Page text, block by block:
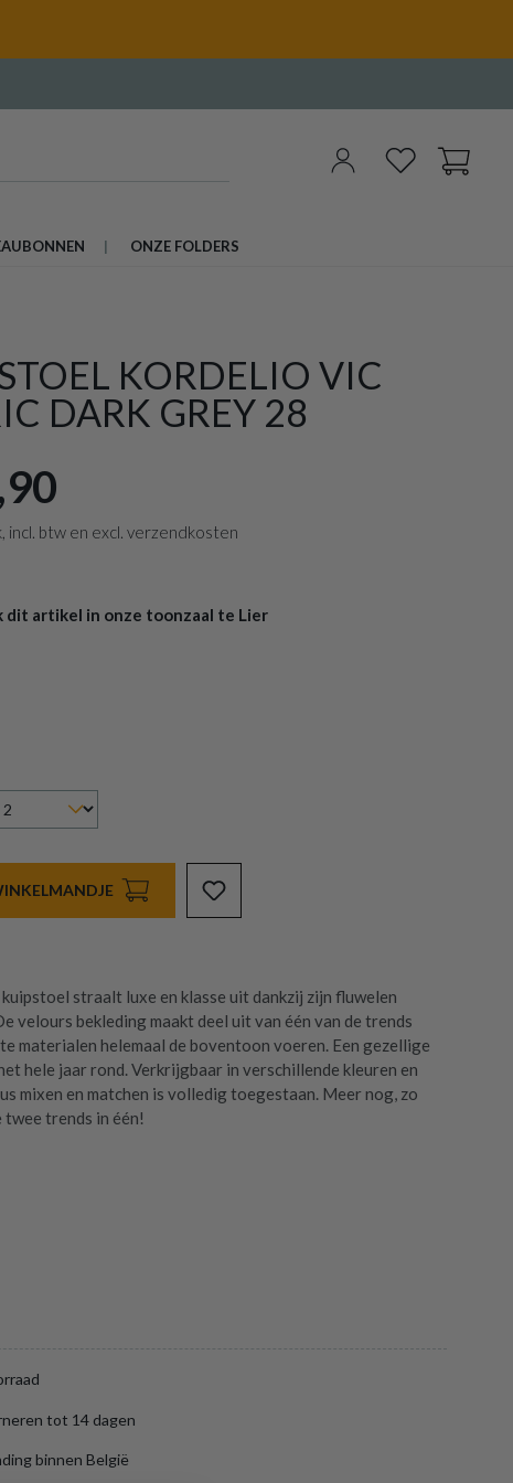
ONZE FOLDERS
KORDELIO VIC
DARK GREY 28
incl. btw en excl. verzendkosten
dit artikel in onze toonzaal te Lier
straalt luxe en klasse uit dankzij zijn fluwelen
velours bekleding maakt deel uit van één van de trends
materialen helemaal de boventoon voeren. Een gezellige
hele jaar rond. Verkrijgbaar in verschillende kleuren en
mixen en matchen is volledig toegestaan. Meer nog, zo
twee trends in één!
tot 14 dagen
binnen België